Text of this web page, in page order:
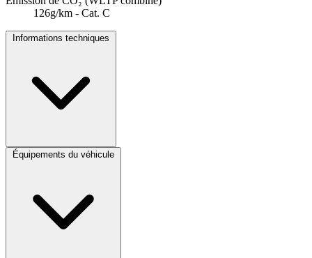
126g/km - Cat. C
Informations techniques
Équipements du véhicule